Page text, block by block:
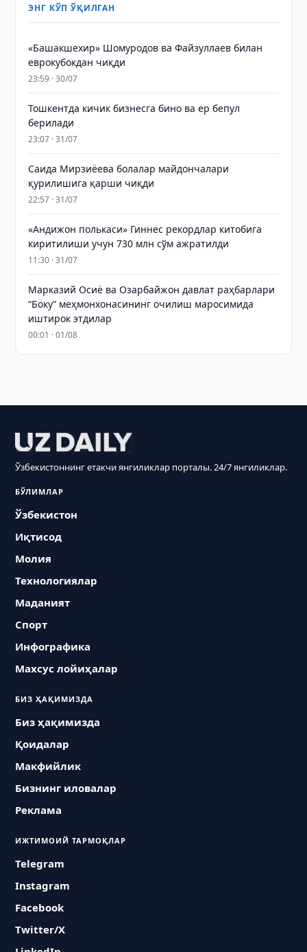
ЭНГ КЎП ЎҚИЛГАН
«Башакшехир» Шомуродов ва Файзуллаев билан
еврокубокдан чиқди
23:59 · 30/07
Тошкентда кичик бизнесга бино ва ер бепул
берилади
23:07 · 31/07
Саида Мирзиёева болалар майдончалари
қурилишига қарши чиқди
22:57 · 31/07
«Андижон полькаси» Гиннес рекордлар китобига
киритилиши учун 730 млн сўм ажратилди
11:30 · 31/07
Марказий Осиё ва Озарбайжон давлат раҳбарлари
“Боку” меҳмонхонасининг очилиш маросимида
иштирок этдилар
00:01 · 01/08
Ўзбекистоннинг етакчи янгиликлар порталы. 24/7 янгиликлар.
БЎЛИМЛАР
Ўзбекистон
Иқтисод
Молия
Технологиялар
Маданият
Спорт
Инфографика
Махсус лойиҳалар
БИЗ ҲАҚИМИЗДА
Биз ҳақимизда
Қоидалар
Макфийлик
Бизнинг иловалар
Реклама
ИЖТИМОИЙ ТАРМОҚЛАР
Telegram
Instagram
Facebook
Twitter/X